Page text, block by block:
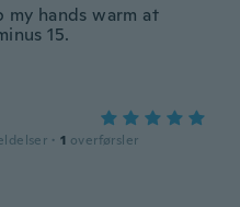
my hands warm at
15.
· 1 overførsler